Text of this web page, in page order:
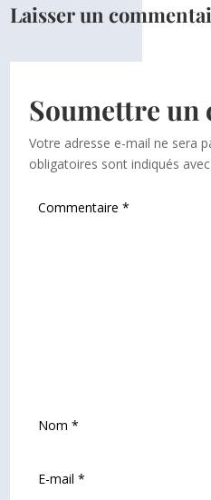
Laisser un
Soumettre un
Votre adresse e-mail ne sera
obligatoires sont indiqués